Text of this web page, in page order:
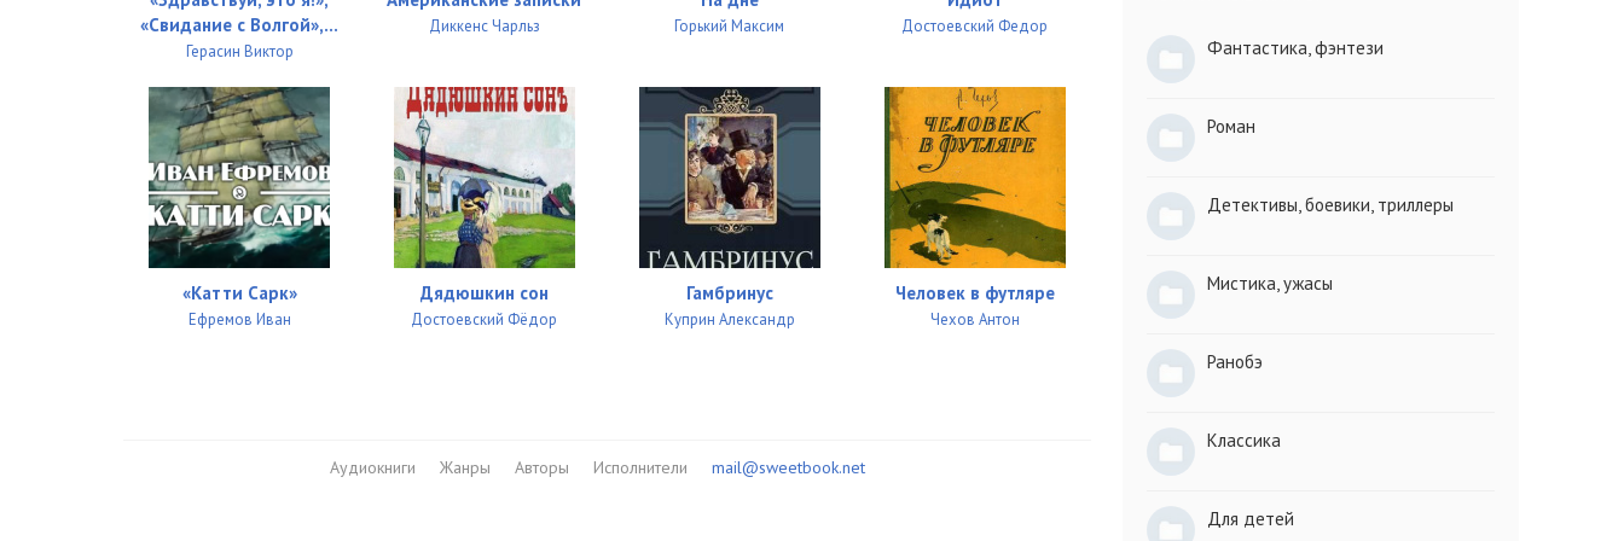
рл27
рл29 02:32
рл30
рл31 02:19
рл32 01:55
02:12
«Свидание с Волгой»,...
Герасин Виктор
Диккенс Чарльз Горький Максим Достоевский Федор
«Катти Сарк»
Ефремов Иван
Дядюшкин сон
Достоевский Фёдор
Гамбринус
Куприн Александр
Человек в футляре
Чехов Антон
Аудиокниги Жанры Авторы Исполнители mail@sweetbook.net
Фантастика, фэнтези
Роман
Детективы, боевики, триллеры
Мистика, ужасы
Ранобэ
Классика
Для детей